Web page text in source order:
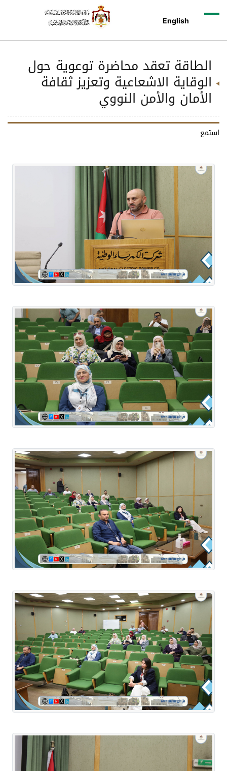
English
الطاقة تعقد محاضرة توعوية حول
الوقاية الاشعاعية وتعزيز ثقافة
الأمان والأمن النووي
استمع